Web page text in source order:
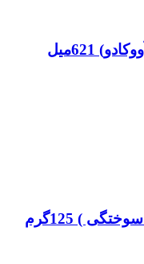
621میل
) 125گرم